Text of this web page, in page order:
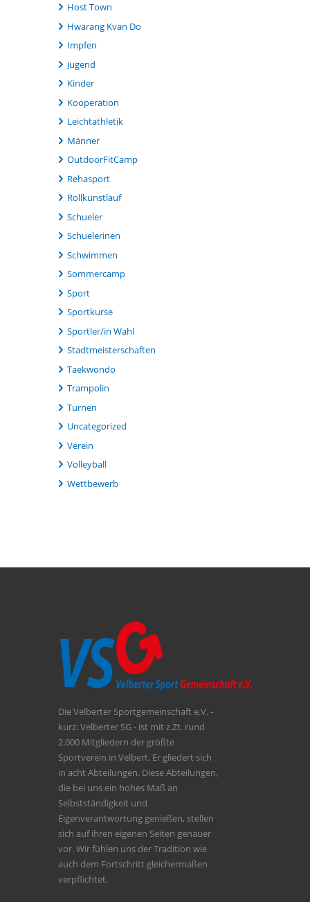
Host Town
Hwarang Kvan Do
Impfen
Jugend
Kinder
Kooperation
Leichtathletik
Männer
OutdoorFitCamp
Rehasport
Rollkunstlauf
Schueler
Schuelerinen
Schwimmen
Sommercamp
Sport
Sportkurse
Sportler/in Wahl
Stadtmeisterschaften
Taekwondo
Trampolin
Turnen
Uncategorized
Verein
Volleyball
Wettbewerb
Die Velberter Sportgemeinschaft e.V. -
kurz: Velberter SG - ist mit z.Zt. rund
2.000 Mitgliedern der größte
Sportverein in Velbert. Er gliedert sich
in acht Abteilungen. Diese Abteilungen,
die bei uns ein hohes Maß an
Selbstständigkeit und
Eigenverantwortung genießen, stellen
sich auf ihren eigenen Seiten genauer
vor. Wir fühlen uns der Tradition wie
auch dem Fortschritt gleichermaßen
verpflichtet.